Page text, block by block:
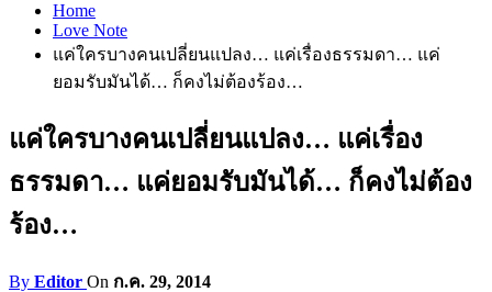
Home
Love Note
แค่ใครบางคนเปลี่ยนแปลง… แค่เรื่องธรรมดา… แค่
ยอมรับมันได้… ก็คงไม่ต้องร้อง…
แค่ใครบางคนเปลี่ยนแปลง… แค่เรื่อง
ธรรมดา… แค่ยอมรับมันได้… ก็คงไม่ต้อง
ร้อง…
By Editor On ก.ค. 29, 2014